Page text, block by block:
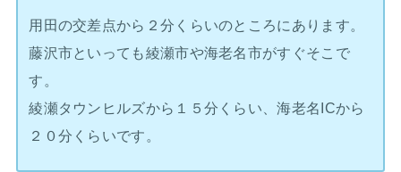
用田の交差点から２分くらいのところにあります。
藤沢市といっても綾瀬市や海老名市がすぐそこで
す。
綾瀬タウンヒルズから１５分くらい、海老名ICから
２０分くらいです。